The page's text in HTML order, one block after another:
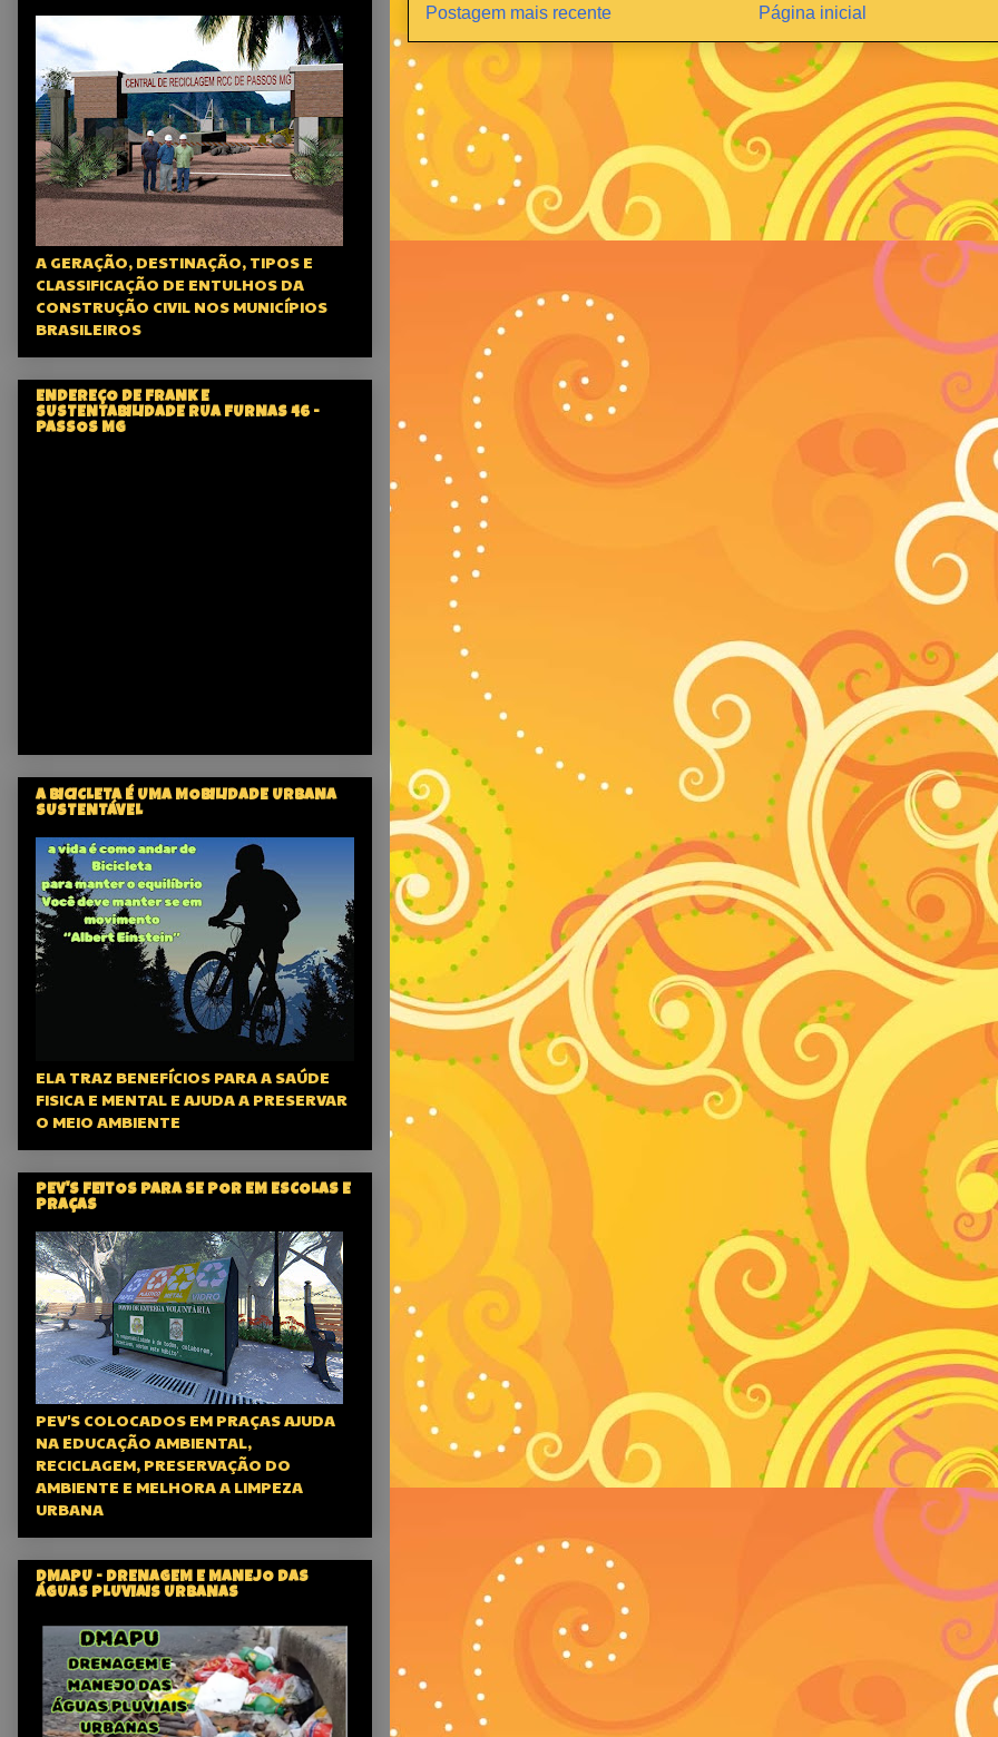
Postagem mais recente Página inicial
A GERAÇÃO, DESTINAÇÃO, TIPOS E
CLASSIFICAÇÃO DE ENTULHOS DA
CONSTRUÇÃO CIVIL NOS MUNICÍPIOS
BRASILEIROS
ENDEREÇO DE FRANK E
SUSTENTABILIDADE RUA FURNAS 46 -
PASSOS MG
A BICICLETA É UMA MOBILIDADE URBANA
SUSTENTÁVEL
ELA TRAZ BENEFÍCIOS PARA A SAÚDE
FISICA E MENTAL E AJUDA A PRESERVAR
O MEIO AMBIENTE
PEV'S FEITOS PARA SE POR EM ESCOLAS E
PRAÇAS
PEV'S COLOCADOS EM PRAÇAS AJUDA
NA EDUCAÇÃO AMBIENTAL,
RECICLAGEM, PRESERVAÇÃO DO
AMBIENTE E MELHORA A LIMPEZA
URBANA
DMAPU - DRENAGEM E MANEJO DAS
ÁGUAS PLUVIAIS URBANAS